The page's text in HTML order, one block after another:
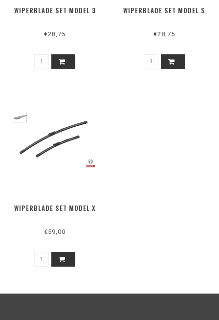
WIPERBLADE SET MODEL 3
€28,75
WIPERBLADE SET MODEL S
€28,75
WIPERBLADE SET MODEL X
€59,00